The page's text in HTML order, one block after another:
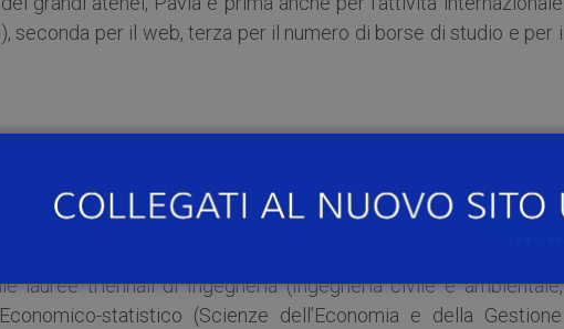
seconda per il web, terza per il numero di borse di studio e per i
posto nel gruppo Psicologico e in quello Socio-politico
Scienze dell’Amministrazione e dell’Organizzazione,
È sesta per il corso di laurea magistrale a ciclo unico in
anche nel gruppo Geo-biologico (Biotecnologie, Scienze
lauree triennali di Ingegneria (Ingegneria civile e ambientale,
statistico (Scienze dell’Economia e della Gestione